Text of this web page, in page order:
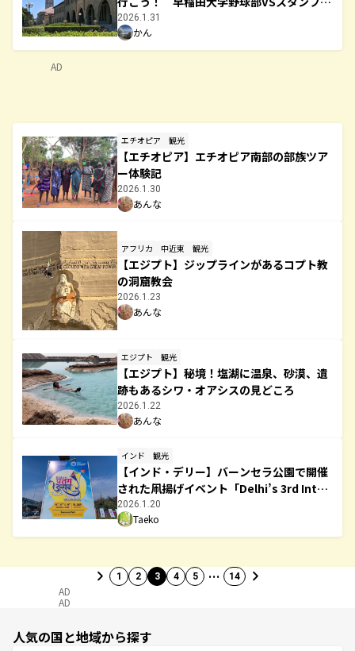
ード大学・サンタクララ大学（2026年2月2
4日・25日）
2026.1.31
かん
AD
エチオピア 観光
【エチオピア】エチオピア南部の部族ツア
ー体験記
2026.1.30
あんな
アフリカ 中近東 観光
【エジプト】ジップラインがあるコプト教
の洞窟教会
2026.1.23
あんな
エジプト 観光
【エジプト】秘境！塩湖に温泉、砂漠、遺
跡もあるシワ・オアシスの見どころ
2026.1.22
あんな
インド 観光
【インド・デリー】バーンセラ公園で開催
された凧揚げイベント「Delhi’s 3rd Inter
national Kite Festival 2026/DDA’s Kite
Festival」ーその内容、アクセス、注意点
等紹介
2026.1.20
Taeko
1 2 3 4 5 … 14
AD
AD
人気の国と地域から探す